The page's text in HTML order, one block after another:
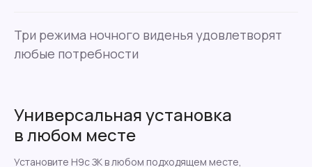
Три режима ночного виденья удовлетворят
любые потребности
Универсальная установка
в любом месте
Установите Н9с ЗК в любом подходящем месте,